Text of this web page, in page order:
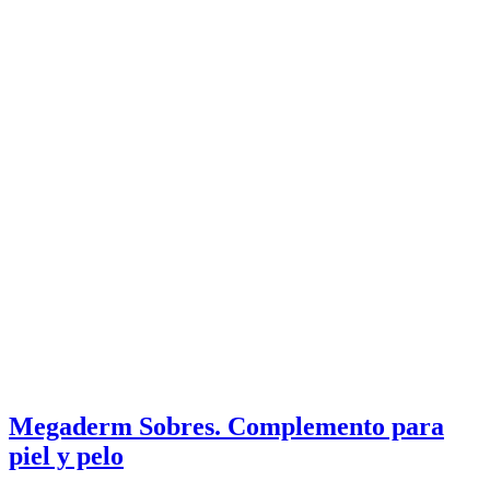
Megaderm Sobres. Complemento para
piel y pelo